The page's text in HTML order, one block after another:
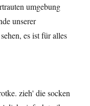
umgebung
unserer
es ist für alles
zieh' die socken